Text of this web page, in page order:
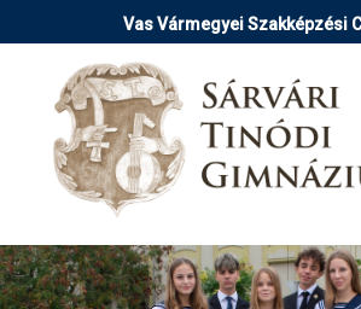
a
tartalomra
Vas Vármegyei Szakképzési